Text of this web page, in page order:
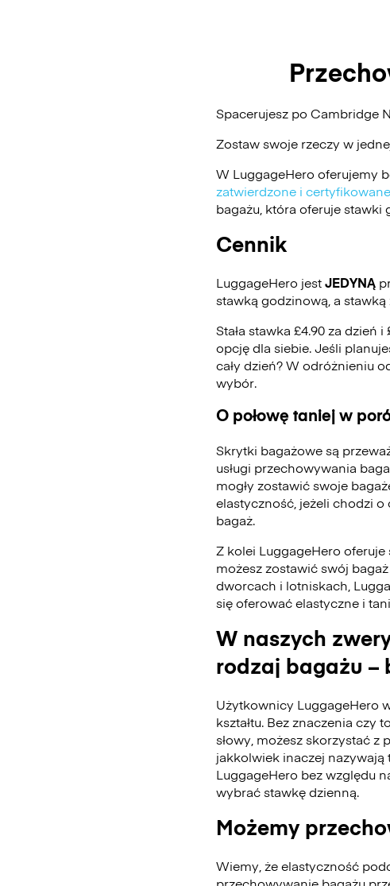
Spacerujesz po Cambridge
Zostaw swoje rzeczy w
W LuggageHero oferujemy
zatwierdzone i
bagażu, która oferuje
Cennik
LuggageHero jestJEDYNĄ
stawką godzinową, a stawką
Stała stawka £4.90 za
opcję dla siebie. Jeśli
cały dzień? W odróżnieniu
wybór.
O połowę taniej w
Skrytki bagażowe są
usługi przechowywania
mogły zostawić swoje
elastyczność, jeżeli chodzi
bagaż.
Z kolei LuggageHero
możesz zostawić swój
dworcach i lotniskach,
się oferować elastyczne i
W naszych
rodzaj bagażu –
Użytkownicy LuggageHero
kształtu. Bez znaczenia czy
słowy, możesz skorzystać
jakkolwiek inaczej
LuggageHero bez względu
wybrać stawkę dzienną.
Możemy
Wiemy, że elastyczność